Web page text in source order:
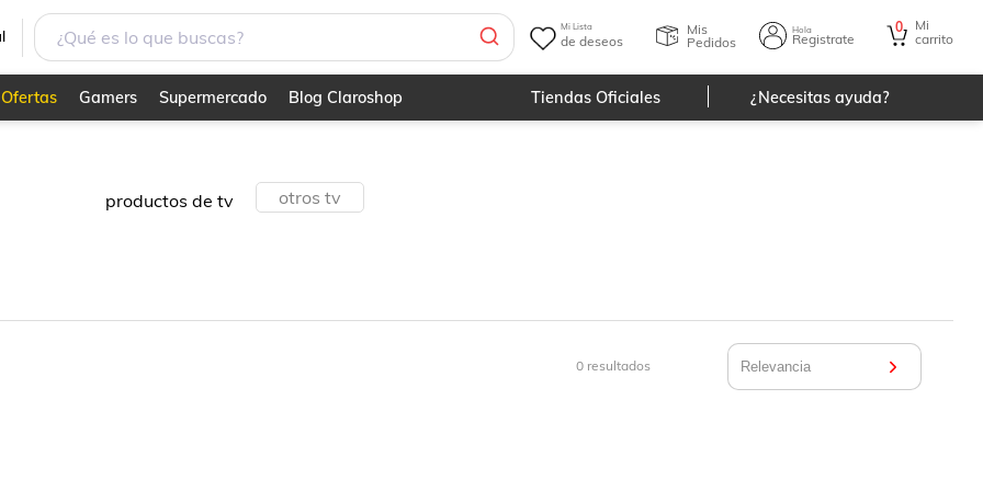
Mi Lista
de deseos
Mis
Pedidos
Hola
Registrate
0
Mi
carrito
Ofertas Gamers Supermercado Blog Claroshop Tiendas Oficiales ¿Necesitas ayuda?
productos de tv otros tv
0resultados